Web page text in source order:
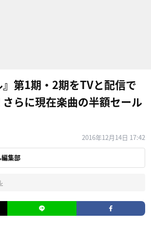
』第1期・2期をTVと配信で
らに現在楽曲の半額セール
2016年12月14日 17:42
編集部